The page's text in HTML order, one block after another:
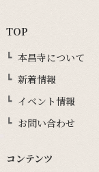
TOP
本昌寺について
新着情報
イベント情報
お問い合わせ
コンテンツ